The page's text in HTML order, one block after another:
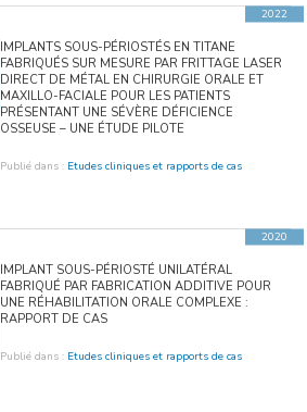
IMPLANTS SOUS-PÉRIOSTÉS EN TITANE
FABRIQUÉS SUR MESURE PAR FRITTAGE LASER
DIRECT DE MÉTAL EN CHIRURGIE ORALE ET
MAXILLO-FACIALE POUR LES PATIENTS
PRÉSENTANT UNE SÉVÈRE DÉFICIENCE
OSSEUSE – UNE ÉTUDE PILOTE
2022
Publié dans : Etudes cliniques et rapports de cas
IMPLANT SOUS-PÉRIOSTÉ UNILATÉRAL
FABRIQUÉ PAR FABRICATION ADDITIVE POUR
UNE RÉHABILITATION ORALE COMPLEXE :
RAPPORT DE CAS
2020
Publié dans : Etudes cliniques et rapports de cas